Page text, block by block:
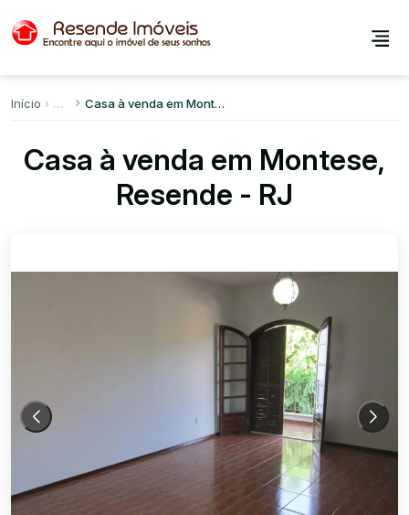
Início Casa à venda em Montese
Casa à venda em Montese,
Resende - RJ